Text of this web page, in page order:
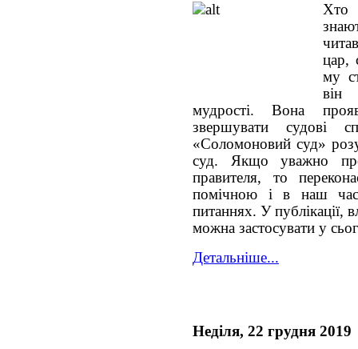
Хто
цар,
му
він
мудрості. Вона
звершувати судові
«Соломоновий суд»
суд. Якщо уважно
правителя, то
помічною і в наш
питаннях. У публікації,
можна застосувати у
Детальніше...
Неділя, 22 грудня 2019